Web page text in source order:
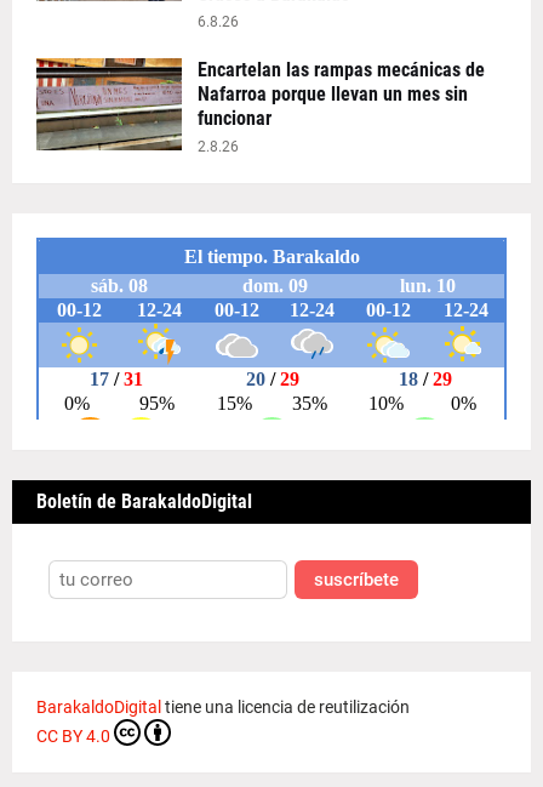
6.8.26
Encartelan las rampas mecánicas de
Nafarroa porque llevan un mes sin
funcionar
2.8.26
Boletín de BarakaldoDigital
suscríbete
BarakaldoDigital tiene una licencia de reutilización
CC BY 4.0